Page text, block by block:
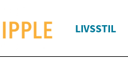
LIVSSTIL